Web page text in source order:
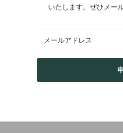
いたします。ぜひメー
メールアドレス
Boesch, Klaus Nagora
29.7 cm・577 g・ソフトカバー